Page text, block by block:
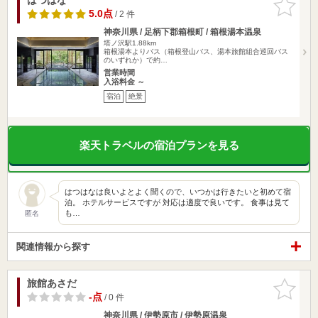
りに追加
5.0点/ 2 件
神奈川県 / 足柄下郡箱根町 / 箱根湯本温泉
塔ノ沢駅1.88km
箱根湯本よりバス（箱根登山バス、湯本旅館組合巡回バス
のいずれか）で約…
営業時間
入浴料金 ～
宿泊 絶景
楽天トラベルの宿泊プランを見る
匿名
はつはなは良いよとよく聞くので、いつかは行きたいと初めて宿
泊。 ホテルサービスですが 対応は適度で良いです。 食事は見て
も…
関連情報から探す
お気に入
りに追加
旅館あさだ
-点/ 0 件
神奈川県 / 伊勢原市 / 伊勢原温泉